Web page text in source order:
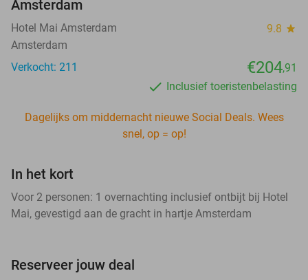
Amsterdam
Hotel Mai Amsterdam 9.8 star
Amsterdam
Verkocht: 211
€204,91
Inclusief toeristenbelasting
Dagelijks om middernacht nieuwe Social Deals. Wees
snel, op = op!
In het kort
Voor 2 personen: 1 overnachting inclusief ontbijt bij Hotel
Mai, gevestigd aan de gracht in hartje Amsterdam
Reserveer jouw deal